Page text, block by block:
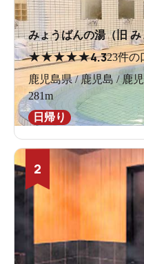
みょうばんの湯（旧
★★★★★4.323件の
鹿児島県 / 鹿児島 / 鹿
281m
日帰り
2